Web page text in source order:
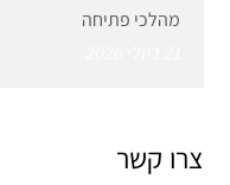
מהלכי פתיחה
צרו קשר